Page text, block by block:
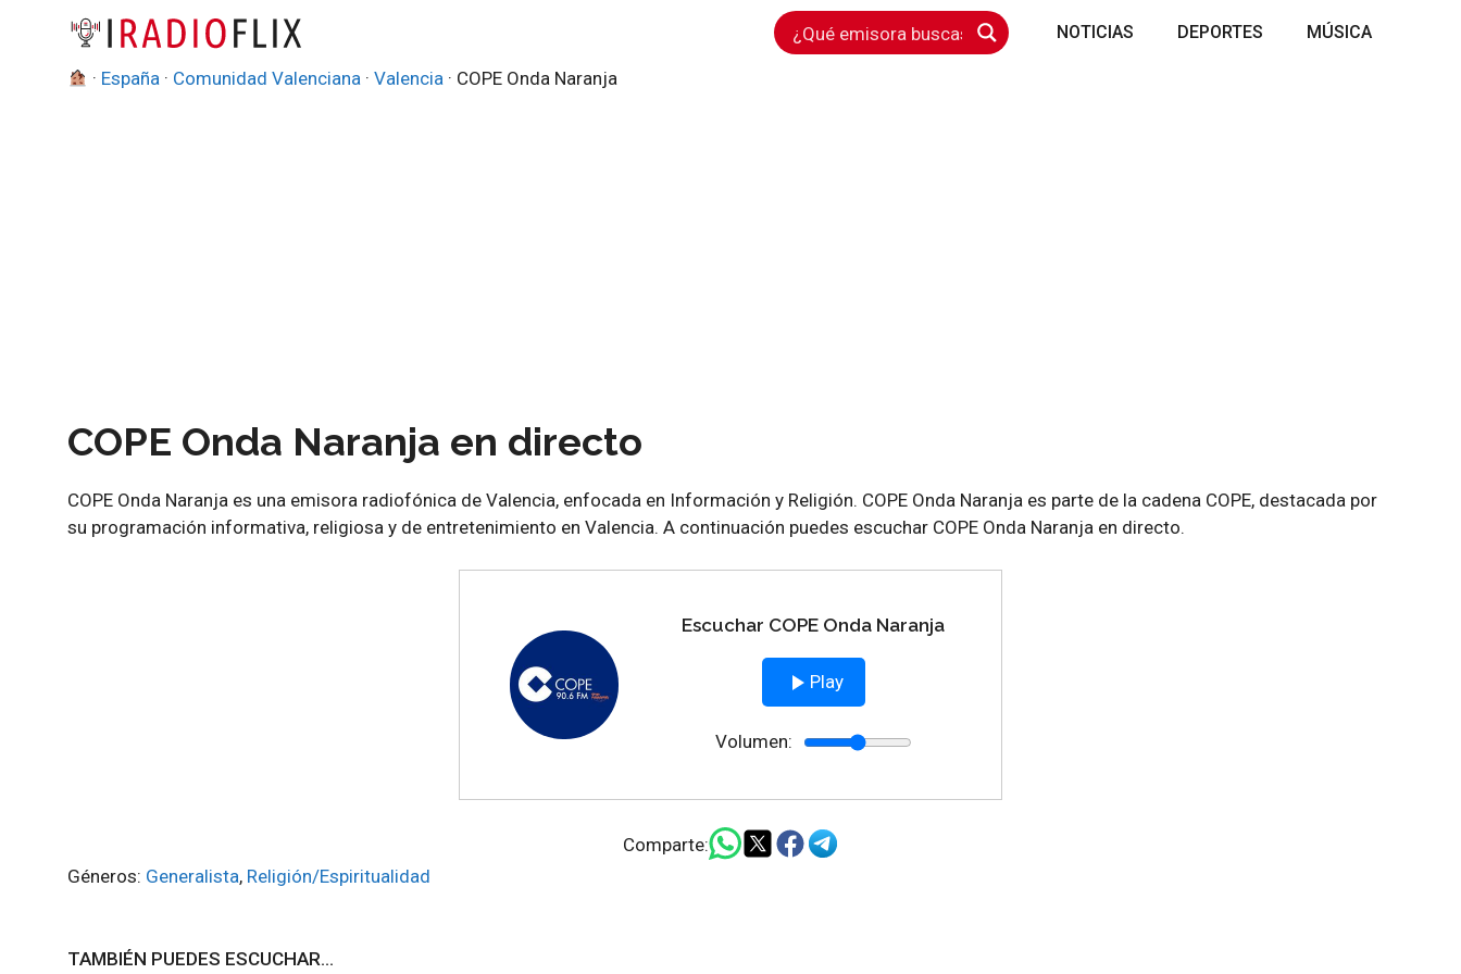
contenido
NOTICIAS DEPORTES MÚSICA
· España · Comunidad Valenciana ·Valencia · COPE Onda Naranja
COPE Onda Naranja en directo
COPE Onda Naranja es una emisora radiofónica de Valencia, enfocada en Información y Religión. COPE Onda Naranja es parte de la cadena COPE, destacada por
su programación informativa, religiosa y de entretenimiento en Valencia. A continuación puedes escuchar COPE Onda Naranja en directo.
Escuchar COPE Onda Naranja
Play
Volumen:
Comparte:
Géneros: Generalista, Religión/Espiritualidad
TAMBIÉN PUEDES ESCUCHAR...